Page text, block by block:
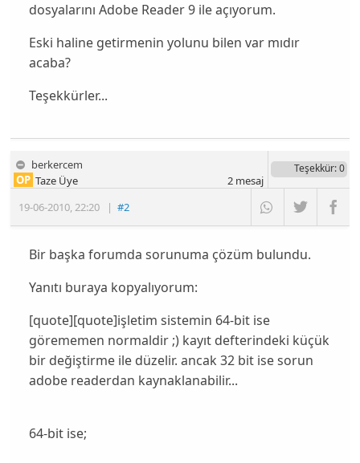
dosyalarını Adobe Reader 9 ile açıyorum.
Eski haline getirmenin yolunu bilen var mıdır
acaba?
Teşekkürler...
berkercem
19-06-2010,22:20 |#2
OP Taze Üye
Teşekkür: 0
2mesaj
Bir başka forumda sorunuma çözüm bulundu.
Yanıtı buraya kopyalıyorum:
[quote][quote]işletim sistemin 64-bit ise
görememen normaldir ;) kayıt defterindeki küçük
bir değiştirme ile düzelir. ancak 32 bit ise sorun
adobe readerdan kaynaklanabilir...
64-bit ise;